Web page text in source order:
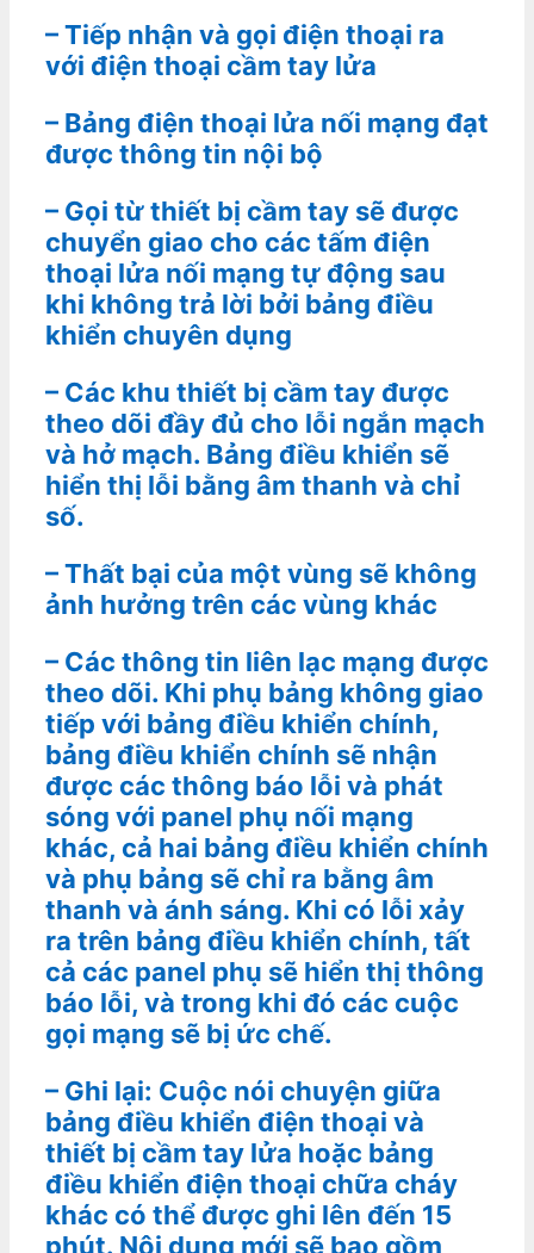
– Tiếp nhận và gọi điện thoại ra
với điện thoại cầm tay lửa
– Bảng điện thoại lửa nối mạng đạt
được thông tin nội bộ
– Gọi từ thiết bị cầm tay sẽ được
chuyển giao cho các tấm điện
thoại lửa nối mạng tự động sau
khi không trả lời bởi bảng điều
khiển chuyên dụng
– Các khu thiết bị cầm tay được
theo dõi đầy đủ cho lỗi ngắn mạch
và hở mạch. Bảng điều khiển sẽ
hiển thị lỗi bằng âm thanh và chỉ
số.
– Thất bại của một vùng sẽ không
ảnh hưởng trên các vùng khác
– Các thông tin liên lạc mạng được
theo dõi. Khi phụ bảng không giao
tiếp với bảng điều khiển chính,
bảng điều khiển chính sẽ nhận
được các thông báo lỗi và phát
sóng với panel phụ nối mạng
khác, cả hai bảng điều khiển chính
và phụ bảng sẽ chỉ ra bằng âm
thanh và ánh sáng. Khi có lỗi xảy
ra trên bảng điều khiển chính, tất
cả các panel phụ sẽ hiển thị thông
báo lỗi, và trong khi đó các cuộc
gọi mạng sẽ bị ức chế.
– Ghi lại: Cuộc nói chuyện giữa
bảng điều khiển điện thoại và
thiết bị cầm tay lửa hoặc bảng
điều khiển điện thoại chữa cháy
khác có thể được ghi lên đến 15
phút. Nội dung mới sẽ bao gồm